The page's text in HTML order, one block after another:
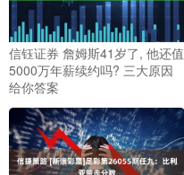
信钰证券 詹姆斯41岁了, 他还值
5000万年薪续约吗? 三大原因
给你答案